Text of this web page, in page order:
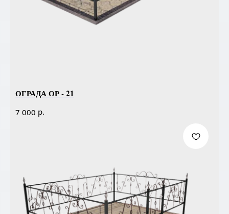
ОГРАДА ОР - 21
7 000 р.